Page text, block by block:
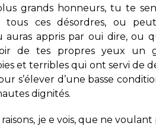
grands honneurs, tu te
ces désordres, ou
appris par oui dire, ou
de tes propres yeux un
et terribles qui ont servi de
s’élever d’une basse
dignités.
je e vois, que ne voulant